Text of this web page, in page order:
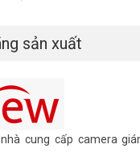
sản xuất
cung cấp camera